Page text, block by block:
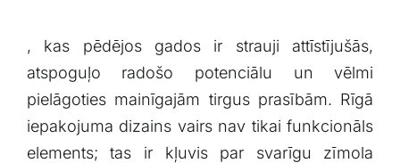
,​ kas pēdējos gados ir ⁣strauji attīstījušās,
atspoguļo radošo potenciālu un vēlmi
pielāgoties mainīgajām tirgus prasībām. Rīgā
iepakojuma dizains vairs⁣ nav tikai funkcionāls
elements; tas ir kļuvis par​ svarīgu zīmola